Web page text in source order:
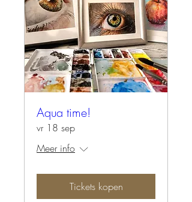
Aqua time!
vr 18 sep
Meer info
Tickets kopen